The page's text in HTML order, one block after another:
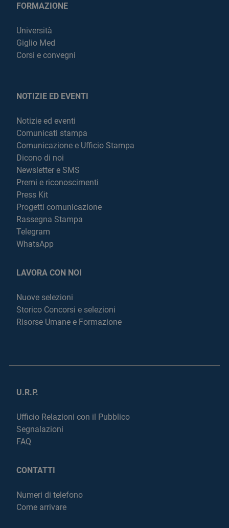
FORMAZIONE
Università
Giglio Med
Corsi e convegni
NOTIZIE ED EVENTI
Notizie ed eventi
Comunicati stampa
Comunicazione e Ufficio Stampa
Dicono di noi
Newsletter e SMS
Premi e riconoscimenti
Press Kit
Progetti comunicazione
Rassegna Stampa
Telegram
WhatsApp
LAVORA CON NOI
Nuove selezioni
Storico Concorsi e selezioni
Risorse Umane e Formazione
U.R.P.
Ufficio Relazioni con il Pubblico
Segnalazioni
FAQ
CONTATTI
Numeri di telefono
Come arrivare